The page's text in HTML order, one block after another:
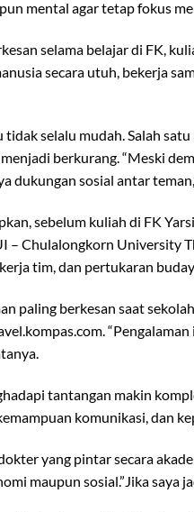
mental agar tetap fokus
selama belajar di FK,
secara utuh, bekerja
selalu mudah. Salah
berkurang. “Meski
dukungan sosial antar
sebelum kuliah di FK
– Chulalongkorn University
tim, dan pertukaran
paling berkesan saat
tantangan makin
komunikasi, dan
yang pintar secara
maupun sosial.”Jika saya